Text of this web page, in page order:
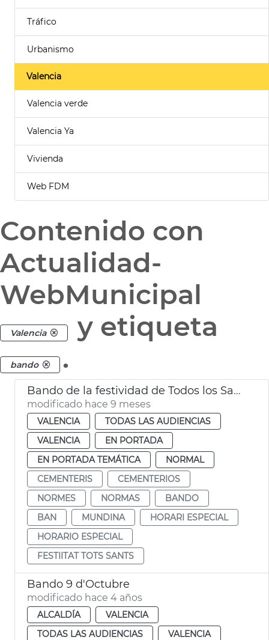
Tráfico
Urbanismo
Valencia
Valencia verde
Valencia Ya
Vivienda
Web FDM
Contenido con
Actualidad-
WebMunicipal
Valencia y etiqueta
bando .
Bando de la festividad de Todos los Santos
modificado hace 9 meses
VALENCIA
TODAS LAS AUDIENCIAS
VALENCIA
EN PORTADA
EN PORTADA TEMÁTICA
NORMAL
CEMENTERIS
CEMENTERIOS
NORMES
NORMAS
BANDO
BAN
MUNDINA
HORARI ESPECIAL
HORARIO ESPECIAL
FESTIITAT TOTS SANTS
Bando 9 d'Octubre
modificado hace 4 años
ALCALDÍA
VALENCIA
TODAS LAS AUDIENCIAS
VALENCIA